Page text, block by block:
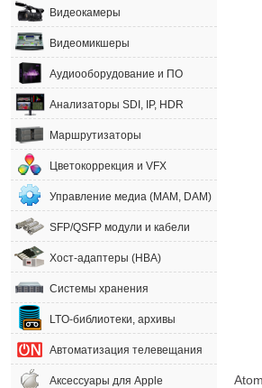
Видеокамеры
Видеомикшеры
Аудиооборудование и ПО
Анализаторы SDI, IP, HDR
Маршрутизаторы
Цветокоррекция и VFX
Управление медиа (MAM, DAM)
SFP/QSFP модули и кабели
Хост-адаптеры (HBA)
Системы хранения
LTO-библиотеки, архивы
Автоматизация телевещания
Аксессуары для Apple